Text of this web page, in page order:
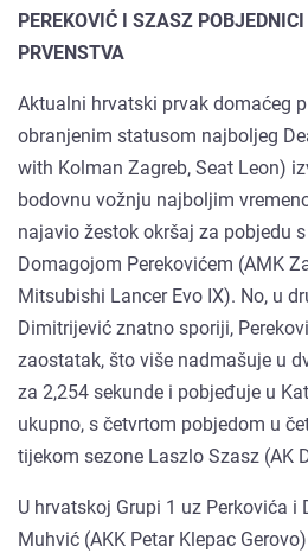
PEREKOVIĆ I SZASZ
PRVENSTVA
Aktualni hrvatski prvak domaćeg
obranjenim statusom najboljeg
with Kolman Zagreb, Seat Leon)
bodovnu vožnju najboljim
najavio žestok okršaj za pobjedu
Domagojom Perekovićem (AMK
Mitsubishi Lancer Evo IX). No, u
Dimitrijević znatno sporiji,
zaostatak, što više nadmašuje u
za 2,254 sekunde i pobjeđuje u
ukupno, s četvrtom pobjedom u
tijekom sezone Laszlo Szasz (AK
U hrvatskoj Grupi 1 uz Perkovića i
Muhvić (AKK Petar Klepac